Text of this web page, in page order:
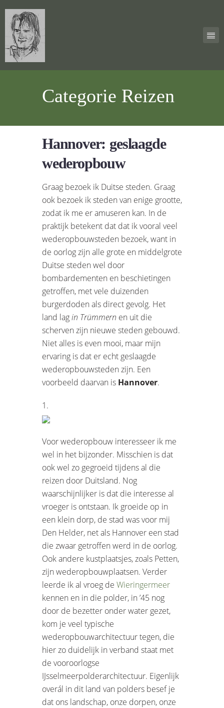
Categorie Reizen
Hannover: geslaagde
wederopbouw
Graag bezoek ik Duitse steden. Graag
ook bezoek ik steden van enige grootte,
zodat ik me er amuseren kan. In de
praktijk betekent dat dat ik vooral veel
wederopbouwsteden bezoek, want in
de oorlog zijn alle grote en middelgrote
Duitse steden wel door
bombardementen en beschietingen
getroffen, met vele duizenden
burgerdoden als direct gevolg. Het
land lagin Trümmern en uit die
scherven zijn nieuwe steden gebouwd.
Niet alles is even mooi, maar mijn
ervaring is dat er echt geslaagde
wederopbouwsteden zijn. Een
voorbeeld daarvan is Hannover.
1.
Voor wederopbouw interesseer ik me
wel in het bijzonder. Misschien is dat
ook wel zo gegroeid tijdens al die
reizen door Duitsland. Nog
waarschijnlijker is dat die interesse al
vroeger is ontstaan. Ik groeide op in
een klein dorp, de stad was voor mij
Den Helder, net als Hannover een stad
die zwaar getroffen werd in de oorlog.
Ook andere kustplaatsjes, zoals Petten,
zijn wederopbouwplaatsen. Verder
leerde ik al vroeg de Wieringermeer
kennen en in die polder, in ’45 nog
door de bezetter onder water gezet,
kom je veel typische
wederopbouwarchitectuur tegen, die
hier zo duidelijk in verband staat met
de vooroorlogse
IJsselmeerpolderarchitectuur. Eigenlijk
overál in dit land van polders besef je
dat ons landschap, onze dorpen, onze